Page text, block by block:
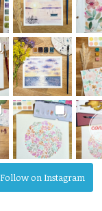
Follow on Instagram